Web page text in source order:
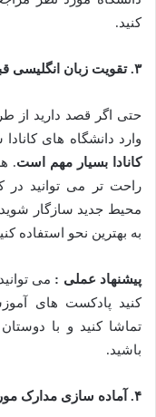
کنید.
۳.تقویت زبان انگلیسی
وارد دانشگاه های
کانادا بسیار مهم است.
راحت تر می توانید در
محیط جدید سازگار
به بهترین نحو استفاده
پیشنهاد عملی : می
کنید پادکست های
تماشا کنید و با
باشید.
۴. آماده سازی مدارک